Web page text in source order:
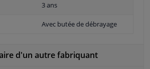
3 ans
Avec butée de débrayage
d'un autre fabriquant